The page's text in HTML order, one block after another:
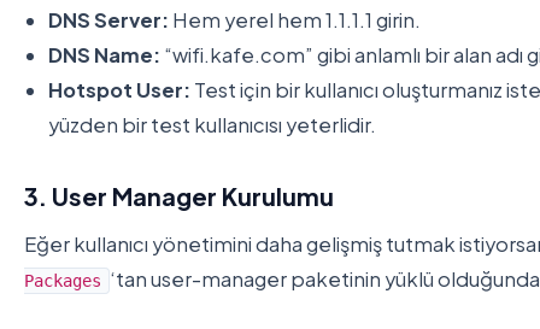
DNS Server: Hem yerel hem 1.1.1.1 girin.
DNS Name: “wifi.kafe.com” gibi anlamlı bir alan adı
Hotspot User: Test için bir kullanıcı oluşturmanız
yüzden bir test kullanıcısı yeterlidir.
3. User Manager Kurulumu
Eğer kullanıcı yönetimini daha gelişmiş tutmak
Packages ‘tan user-manager paketinin yüklü